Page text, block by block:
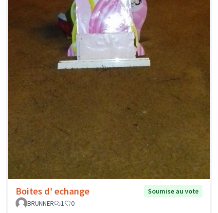
Boites d' echange
Soumise au vote
BRUNNER
1 0